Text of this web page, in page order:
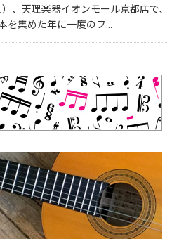
、天理楽器イオンモール京都店で、
を集めた年に一度のフ...